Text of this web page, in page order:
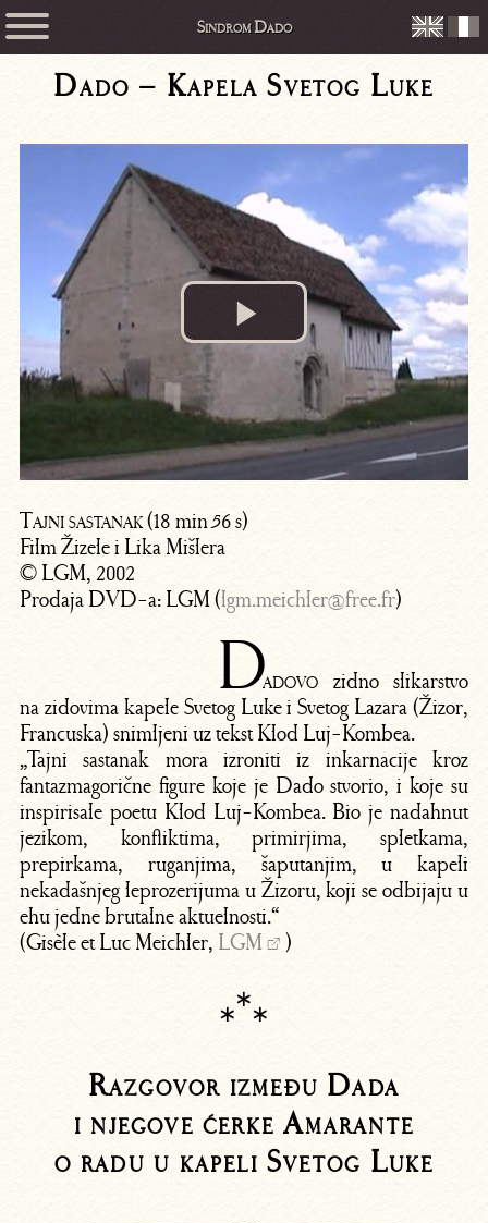
Dado – Kapela Svetog Luke
Play
Video
Tajni sastanak(18 min 56 s)
Film Žizele i Lika Mišlera
© LGM, 2002
Prodaja DVD-a: LGM (lgm.meichler@free.fr)
Dadovo zidno slikarstvo
na zidovima kapele Svetog Luke i Svetog Lazara (Žizor,
Francuska) snimljeni uz tekst Klod Luj-Kombea.
„Tajni sastanak mora izroniti iz inkarnacije kroz
fantazmagorične figure koje je Dado stvorio, i koje su
inspirisale poetu Klod Luj-Kombea. Bio je nadahnut
jezikom, konfliktima, primirjima, spletkama,
prepirkama, ruganjima, šaputanjim, u kapeli
nekadašnjeg leprozerijuma u Žizoru, koji se odbijaju u
ehu jedne brutalne aktuelnosti.“
(Gisèle et Luc Meichler, LGM
)
∗
∗ ∗
Razgovor između Dada
i njegove ćerke Amarante
o radu u kapeli Svetog Luke
Sindrom Dado